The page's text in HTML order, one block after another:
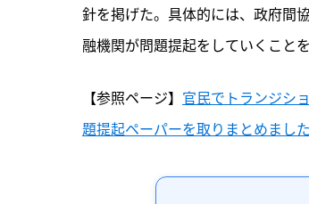
針を掲げた。具体的には、政府間
融機関が問題提起をしていくこと
【参照ページ】 官民でトランジシ
題提起ペーパーを取りまとめました